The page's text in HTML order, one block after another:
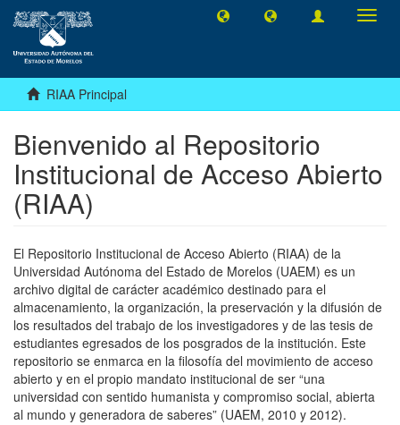
RIAA Principal
Bienvenido al Repositorio
Institucional de Acceso Abierto
(RIAA)
El Repositorio Institucional de Acceso Abierto (RIAA) de la
Universidad Autónoma del Estado de Morelos (UAEM) es un
archivo digital de carácter académico destinado para el
almacenamiento, la organización, la preservación y la difusión de
los resultados del trabajo de los investigadores y de las tesis de
estudiantes egresados de los posgrados de la institución. Este
repositorio se enmarca en la filosofía del movimiento de acceso
abierto y en el propio mandato institucional de ser “una
universidad con sentido humanista y compromiso social, abierta
al mundo y generadora de saberes” (UAEM, 2010 y 2012).